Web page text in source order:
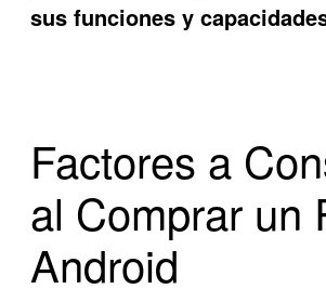
sus funciones y
Factores a
al Comprar un
Android